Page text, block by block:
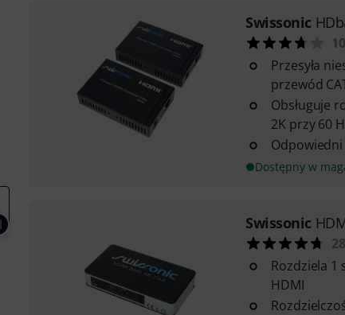
Swissonic
10
Przesyła
przewód
Obsługuje
2K przy 60
Odpowiedni
Dostępny w
Swissonic
28
Rozdziela 1
HDMI